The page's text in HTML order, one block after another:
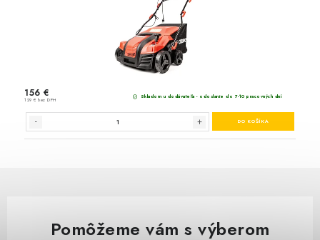
Pomôžeme vám s výberom